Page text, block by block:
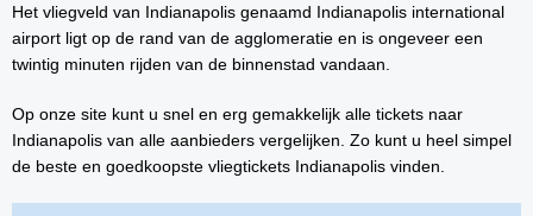
Het vliegveld van Indianapolis genaamd Indianapolis international
airport ligt op de rand van de agglomeratie en is ongeveer een
twintig minuten rijden van de binnenstad vandaan.
Op onze site kunt u snel en erg gemakkelijk alle tickets naar
Indianapolis van alle aanbieders vergelijken. Zo kunt u heel simpel
de beste en goedkoopste vliegtickets Indianapolis vinden.